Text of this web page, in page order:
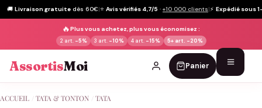
🚚 Livraison gratuite dès 60€|⭐ Avis vérifiés 4,7/5 · +10 000 clients|⚡ Expédié sous
🔥Plus vous achetez, plus vous économisez :
2 art. -5% 3 art. -10% 4 art. -15% 5+ art. -20%
AssortisMoi Panier
au
ACCUEIL TATA & TONTON TATA